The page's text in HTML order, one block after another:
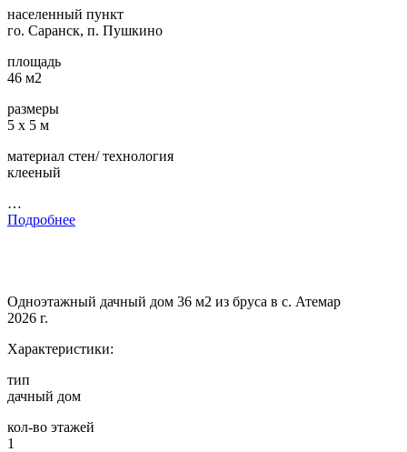
населенный пункт
го. Саранск, п. Пушкино
площадь
46 м2
размеры
5 х 5 м
материал стен/ технология
клееный
…
Подробнее
Одноэтажный дачный дом 36 м2 из бруса в с. Атемар
2026 г.
Характеристики:
тип
дачный дом
кол-во этажей
1